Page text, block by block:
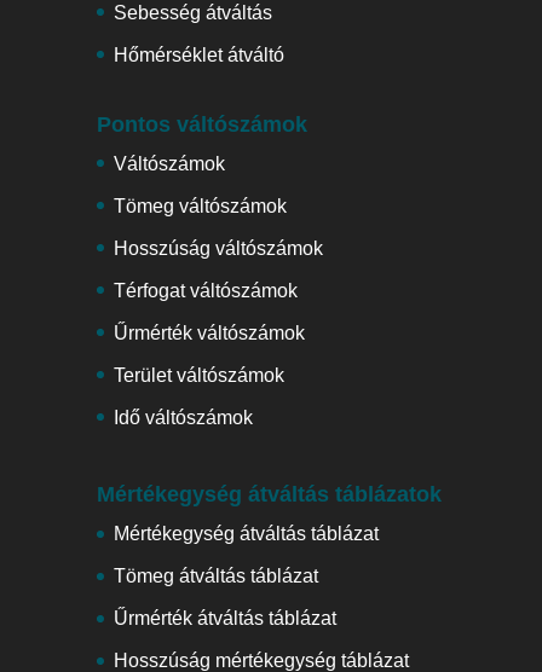
Sebesség átváltás
Hőmérséklet átváltó
Pontos váltószámok
Váltószámok
Tömeg váltószámok
Hosszúság váltószámok
Térfogat váltószámok
Űrmérték váltószámok
Terület váltószámok
Idő váltószámok
Mértékegység átváltás táblázatok
Mértékegység átváltás táblázat
Tömeg átváltás táblázat
Űrmérték átváltás táblázat
Hosszúság mértékegység táblázat